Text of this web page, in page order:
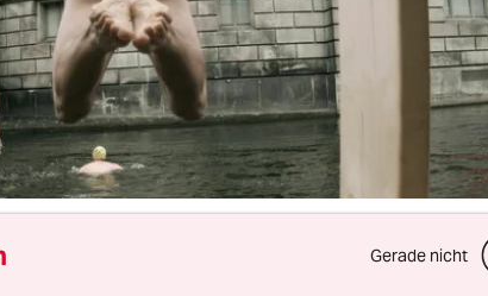
Gerade nicht